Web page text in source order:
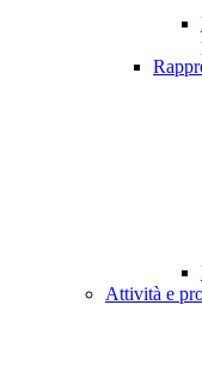
Attività e